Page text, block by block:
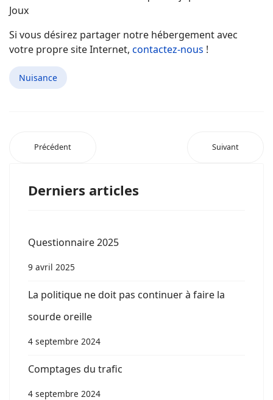
Joux
Si vous désirez partager notre hébergement avec
votre propre site Internet, contactez-nous !
Nuisance
Précédent Suivant
Derniers articles
Questionnaire 2025
9 avril 2025
La politique ne doit pas continuer à faire la
sourde oreille
4 septembre 2024
Comptages du trafic
4 septembre 2024